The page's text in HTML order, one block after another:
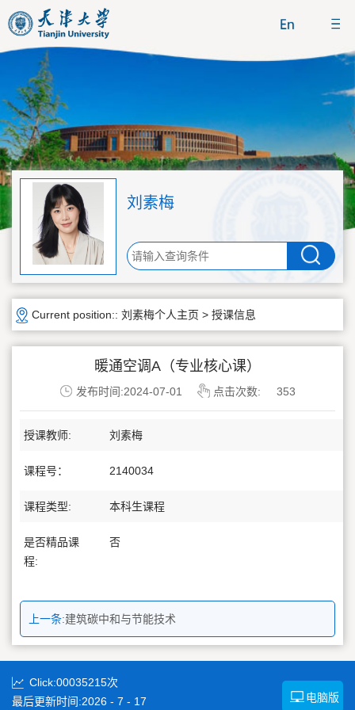
刘素梅
Current position:: 刘素梅个人主页 > 授课信息
暖通空调A（专业核心课）
发布时间:2024-07-01 点击次数: 353
授课教师: 刘素梅
课程号： 2140034
课程类型: 本科生课程
是否精品课
程:
否
上一条:建筑碳中和与节能技术
Click:00035215次
最后更新时间:2026 - 7 - 17 电脑版